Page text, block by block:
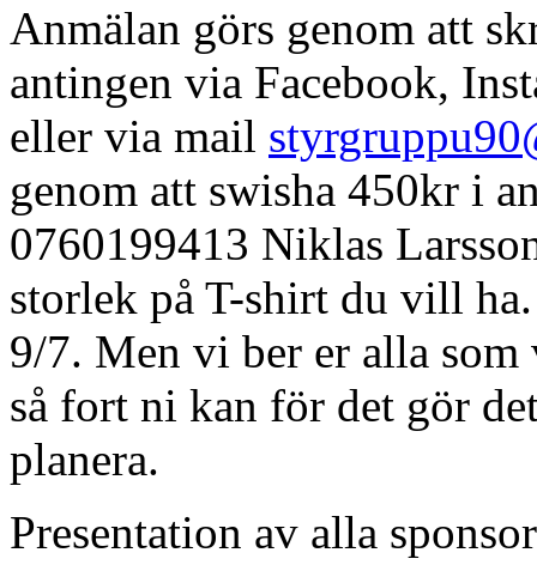
Anmälan görs genom att
antingen via Facebook,
eller via mail
genom att swisha 450kr i
0760199413 Niklas
storlek på T-shirt du vill
9/7. Men vi ber er alla
så fort ni kan för det gör
planera.
Presentation av alla